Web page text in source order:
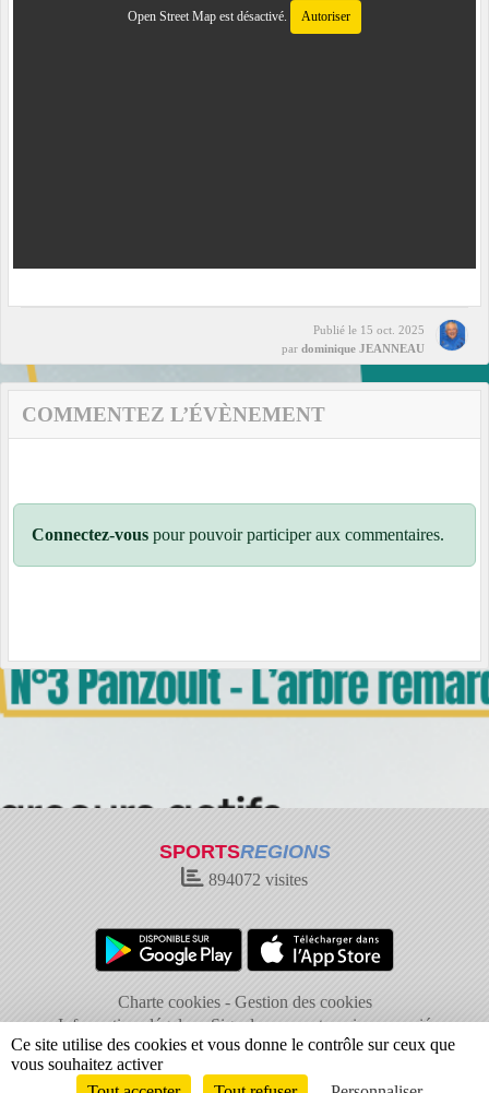
Open Street Map est désactivé. Autoriser
Publié le 15 oct. 2025
par dominique JEANNEAU
COMMENTEZ L’ÉVÈNEMENT
Connectez-vous pour pouvoir participer aux commentaires.
SPORTSREGIONS
894072 visites
Charte cookies
Gestion des cookies
Informations légales
Signaler un contenu inapproprié
Ce site utilise des cookies et vous donne le contrôle sur ceux que
vous souhaitez activer